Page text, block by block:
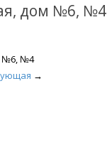
дом №6, №4
→